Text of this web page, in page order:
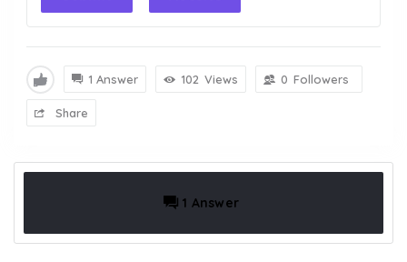
1 Answer 102 Views 0 Followers
Share
1 Answer